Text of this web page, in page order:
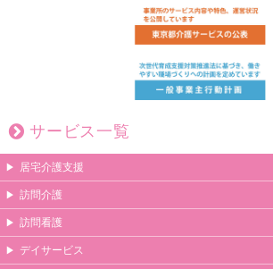
サービス一覧
居宅介護支援
訪問介護
訪問看護
デイサービス